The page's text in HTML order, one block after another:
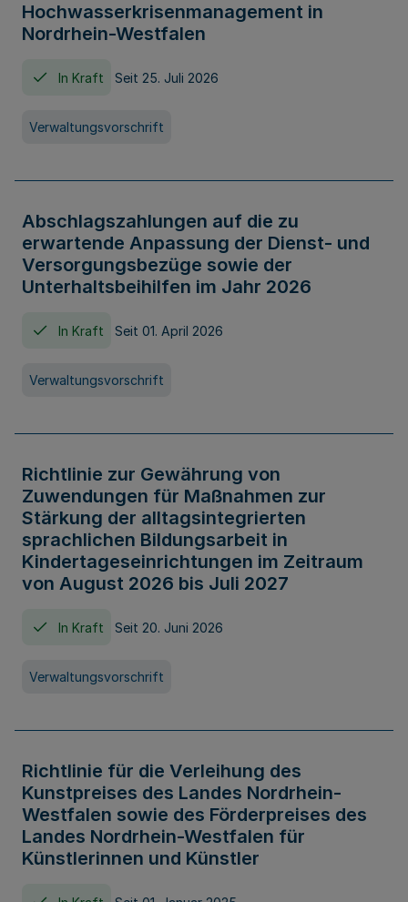
Hochwasserkrisenmanagement in
Nordrhein-Westfalen
In Kraft Seit 25. Juli 2026
Verwaltungsvorschrift
Abschlagszahlungen auf die zu
erwartende Anpassung der Dienst- und
Versorgungsbezüge sowie der
Unterhaltsbeihilfen im Jahr 2026
In Kraft Seit 01. April 2026
Verwaltungsvorschrift
Richtlinie zur Gewährung von
Zuwendungen für Maßnahmen zur
Stärkung der alltagsintegrierten
sprachlichen Bildungsarbeit in
Kindertageseinrichtungen im Zeitraum
von August 2026 bis Juli 2027
In Kraft Seit 20. Juni 2026
Verwaltungsvorschrift
Richtlinie für die Verleihung des
Kunstpreises des Landes Nordrhein-
Westfalen sowie des Förderpreises des
Landes Nordrhein-Westfalen für
Künstlerinnen und Künstler